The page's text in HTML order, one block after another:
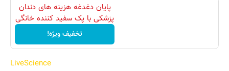
پایان دغدغه هزینه های دندان
پزشکی با پک سفید کننده خانگی
تخفیف ویژه!
LiveScience